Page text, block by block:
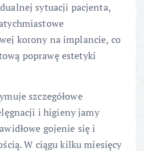
sytuacji pacjenta,
korony na implancie, co
poprawę estetyki
szczegółowe
i higieny jamy
gojenie się i
W ciągu kilku miesięcy